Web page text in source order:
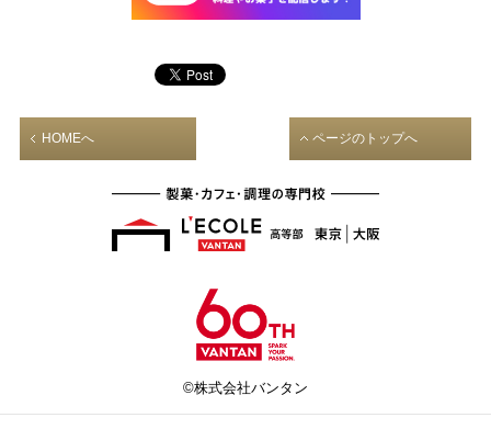
HOMEへ ページのトップへ
©株式会社バンタン